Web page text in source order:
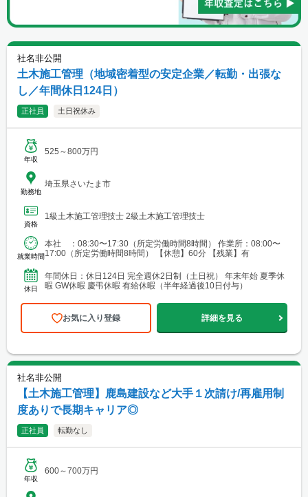
社名非公開
土木施工管理（地域密着型の安定企業／転勤・出張な
し／年間休日124日）
正社員 土日祝休み
年収
525～800万円
勤務地
埼玉県さいたま市
資格
1級土木施工管理技士 2級土木施工管理技士
就業時間
本社 ：08:30〜17:30（所定労働時間8時間） 作業所：08:00〜
17:00（所定労働時間8時間） 【休憩】60分 【残業】有
休日
年間休日：休日124日 完全週休2日制（土日祝） 年末年始 夏季休
暇 GW休暇 慶弔休暇 有給休暇（半年経過後10日付与）
お気に入り登録 詳細を見る
社名非公開
【土木施工管理】鹿島建設など大手１次請け/再雇用制
度ありで長期キャリア◎
正社員 転勤なし
年収
600～700万円